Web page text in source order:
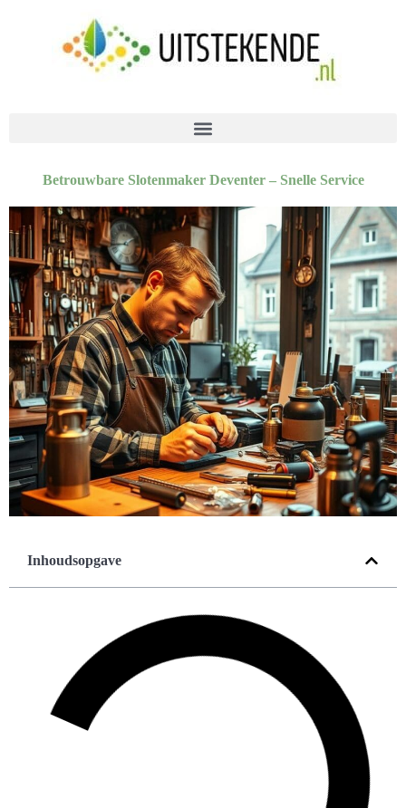
Betrouwbare Slotenmaker Deventer – Snelle Service
Inhoudsopgave